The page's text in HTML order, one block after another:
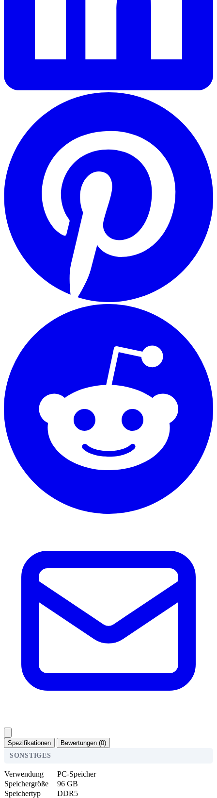
Spezifikationen
Bewertungen (0)
SONSTIGES
Verwendung
PC-Speicher
Speichergröße
96 GB
Speichertyp
DDR5